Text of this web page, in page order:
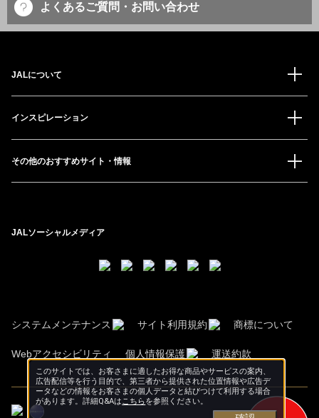
よくあるご質問・お問い合わせ
JALについて
インスピレーション
その他のおすすめサイト・情報
JALソーシャルメディア
システムメンテナンス サイト利用規約 商標について
Webアクセシビリティ 個人情報保護 運送約款
このサイトでは、お客さまに適したお得な商品やサービスの案内、
広告配信等を行う目的で、第三者から提供された位置情報や広告デ
ータなどの情報をお客さまの個人データと結びつけて利用する場合
があります。詳細Q&Aはこちらを参照ください。